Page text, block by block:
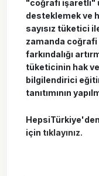
"coğrafi işaretli"
desteklemek ve
sayısız tüketici
zamanda
farkındalığı
tüketicinin hak
bilgilendirici
tanıtımının
için tıklayınız.